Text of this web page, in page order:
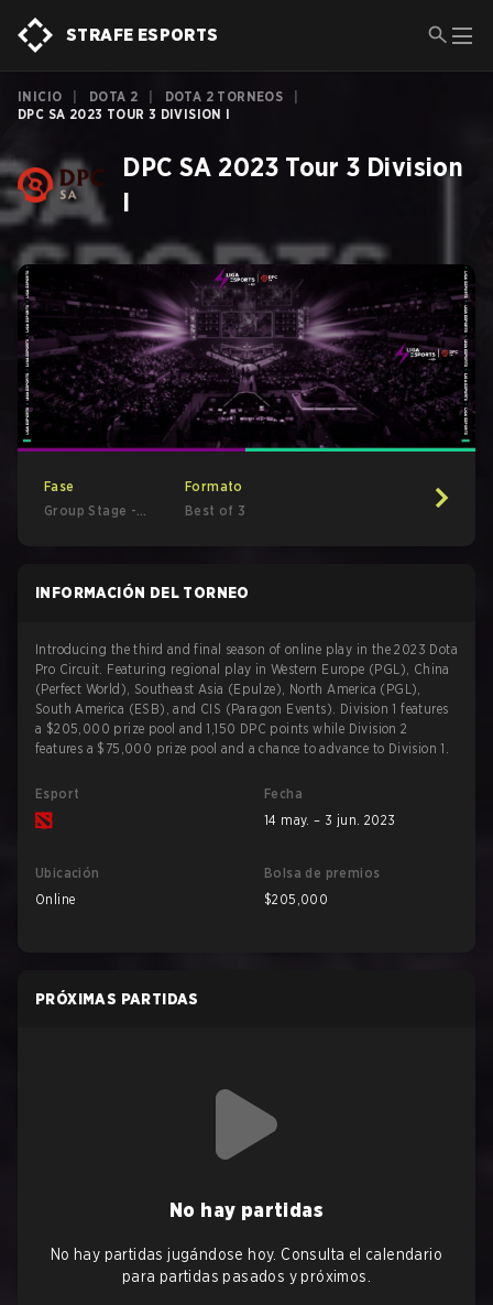
STRAFE ESPORTS
INICIO DOTA 2 DOTA 2 TORNEOS
DPC SA 2023 TOUR 3 DIVISION I
DPC SA 2023 Tour 3 Division
I
Fase
Group Stage -
Formato
Best of 3
INFORMACIÓN DEL TORNEO
Introducing the third and final season of online play in the 2023 Dota
Pro Circuit. Featuring regional play in Western Europe (PGL), China
(Perfect World), Southeast Asia (Epulze), North America (PGL),
South America (ESB), and CIS (Paragon Events). Division 1 features
a $205,000 prize pool and 1,150 DPC points while Division 2
features a $75,000 prize pool and a chance to advance to Division 1.
Esport
Fecha
14 may. – 3 jun. 2023
Ubicación
Online
Bolsa de premios
$205,000
PRÓXIMAS PARTIDAS
No hay partidas
No hay partidas jugándose hoy. Consulta el calendario
para partidas pasados y próximos.